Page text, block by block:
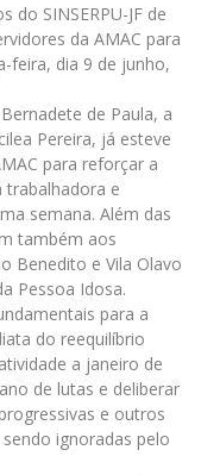
SINSERPU-JF de
da AMAC para
feira, dia 9 de junho,
de Paula, a
Pereira, já esteve
para reforçar a
trabalhadora e
semana. Além das
também aos
Benedito e Vila Olavo
Pessoa Idosa.
para a
do reequilíbrio
a janeiro de
de lutas e deliberar
e outros
ignoradas pelo